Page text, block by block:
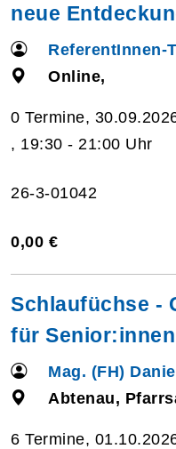
neue
ReferentInnen-
Online,
0 Termine,
, 19:30 - 21:00 Uhr
26-3-01042
0,00 €
Schlaufüchse -
für Senior:innen
Mag. (FH)
Abtenau,
6 Termine,